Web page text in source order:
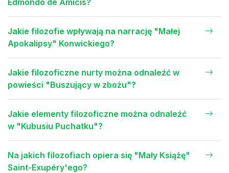
Jakie filozofie wpływają na narrację "Małej
Apokalipsy" Konwickiego?
Jakie filozoficzne nurty można odnaleźć w
powieści "Buszujący w zbożu"?
Jakie elementy filozoficzne można odnaleźć
w "Kubusiu Puchatku"?
Na jakich filozofiach opiera się "Mały Książę"
Saint-Exupéry'ego?